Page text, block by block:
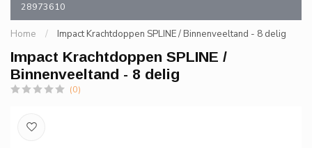
28973610
Home / Impact Krachtdoppen SPLINE / Binnenveeltand - 8 delig
Impact Krachtdoppen SPLINE /
Binnenveeltand - 8 delig
(0)